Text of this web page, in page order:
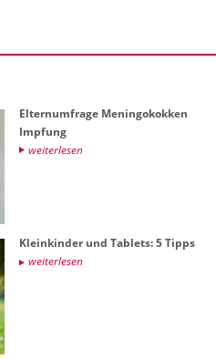
El­tern­um­fra­ge Me­nin­go­kok­ken
Imp­fung
wei­ter­le­sen
Klein­kin­der und Ta­blets: 5 Tipps
wei­ter­le­sen